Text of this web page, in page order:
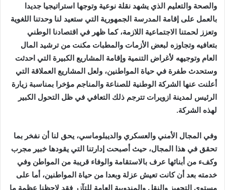
والصحة والتعليم الذي يشهد نقلة نوعية وتوجها استراتيجيا جديدا
بالعمل على إقامة المدرسة الجمهورية التي ستعيد لنا وحدتنا اللغوية
وتعزز لحمتنا الاجتماعية اللازمة، كما ظهر في اقتصادنا الوطني
بتعافيه وتجاوزه لبعض الأزمات والمطبات مكنت من ترشيد المال
العام وتوجيهه لأغراض التنمية وإقامة المشاريع الكبيرة التي احدثت
وستحدث طفرة في حياة المواطنين، ولعل المشاريع العملاقة التي
أعلنت عنها الشركة الوطنية للصناعة والمناجم مؤخرا بمناسبة زيارة
الرئيس لمدينة ازويرات تترجم ذلك التعافي في ظل التحول الكبير
لهذه الشركة.
وفي المجال الأمني والعسكري والديبلوماسي، يحق لنا أن نفخر بما
تحقق في هذا المجال، حيث أصبحت إدارتنا التي يقودها خبير مجرب
وكفء من أبنائها عرف بالاستقامة والوفاء قريبة من المواطن وفي
خدمته بعد أن كانت تعيش عزلة وبعدا من حياة المواطنين، أما على
مستوى التجهيز والنقل والمندوبية العامة للتآزر فقد لاحظنا عظمة ما